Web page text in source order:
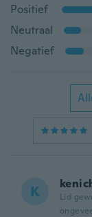
Positief
Neutraal
Negatief
K Lid